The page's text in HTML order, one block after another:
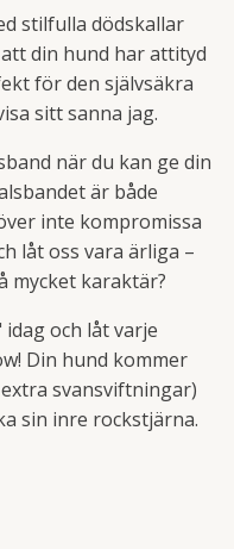
stilfulla dödskallar
din hund har attityd
för den självsäkra
sitt sanna jag.
när du kan ge din
är både
inte kompromissa
låt oss vara ärliga –
mycket karaktär?
idag och låt varje
Din hund kommer
svansviftningar)
sin inre rockstjärna.